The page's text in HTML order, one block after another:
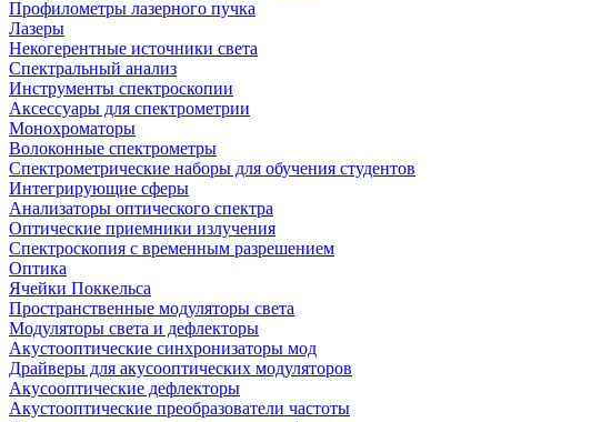
Профилометры лазерного пучка
Лазеры
Некогерентные источники света
Спектральный анализ
Инструменты спектроскопии
Аксессуары для спектрометрии
Монохроматоры
Волоконные спектрометры
Спектрометрические наборы для обучения студентов
Интегрирующие сферы
Анализаторы оптического спектра
Оптические приемники излучения
Спектроскопия с временным разрешением
Оптика
Ячейки Поккельса
Пространственные модуляторы света
Модуляторы света и дефлекторы
Акустооптические синхронизаторы мод
Драйверы для акусооптических модуляторов
Акусооптические дефлекторы
Акустооптические преобразователи частоты